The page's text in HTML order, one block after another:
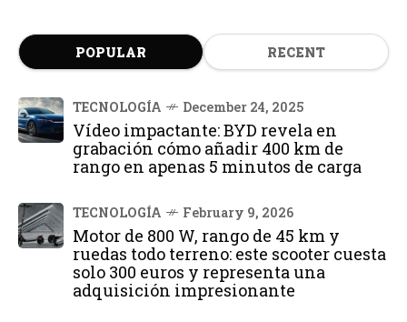
POPULAR RECENT
TECNOLOGÍA December 24, 2025
Vídeo impactante: BYD revela en
grabación cómo añadir 400 km de
rango en apenas 5 minutos de carga
TECNOLOGÍA February 9, 2026
Motor de 800 W, rango de 45 km y
ruedas todo terreno: este scooter cuesta
solo 300 euros y representa una
adquisición impresionante